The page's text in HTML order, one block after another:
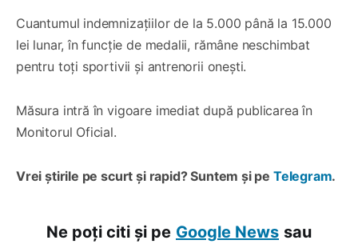
Cuantumul indemnizațiilor de la 5.000 până la 15.000
lei lunar, în funcție de medalii, rămâne neschimbat
pentru toți sportivii și antrenorii onești.
Măsura intră în vigoare imediat după publicarea în
Monitorul Oficial.
Vrei știrile pe scurt și rapid? Suntem și pe Telegram.
Ne poți citi și pe Google News sau